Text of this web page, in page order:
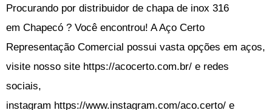
Procurando por distribuidor de chapa de inox 316
em Chapecó ? Você encontrou! A Aço Certo
Representação Comercial possui vasta opções em aços,
visite nosso site https://acocerto.com.br/ e redes
sociais,
instagram https://www.instagram.com/aco.certo/ e